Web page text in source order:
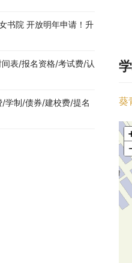
葵
院 开放明年申请！升
表/报名资格/考试费/认
学制/债券/建校费/提名